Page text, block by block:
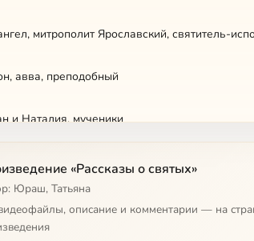
митрополит Ярославский, святитель-
авва, преподобный
и Наталия, мученики
Пошехонский, преподобномученик
Пересвет, инок-воин
«Рассказы о святых»
Юраш, Татьяна
описание и комментарии — на